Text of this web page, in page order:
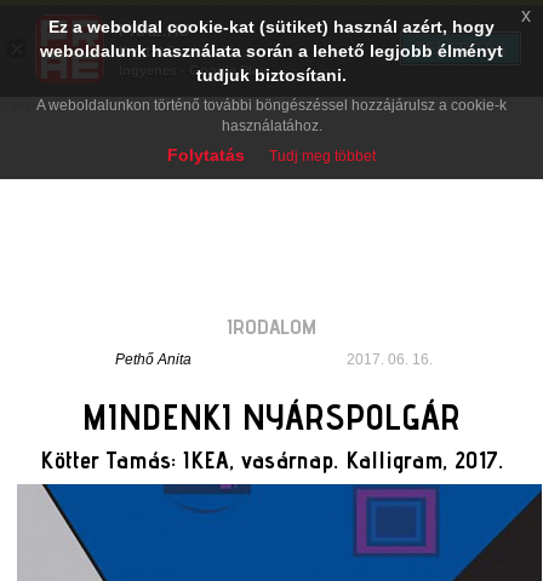
IRODALOM
Pethő Anita 2017. 06. 16.
MINDENKI NYÁRSPOLGÁR
Kötter Tamás: IKEA, vasárnap. Kalligram, 2017.
Ez a weboldal cookie-kat (sütiket) használ azért, hogy
weboldalunk használata során a lehető legjobb élményt
tudjuk biztosítani.
A weboldalunkon történő további böngészéssel hozzájárulsz a cookie-k
használatához.
Folytatás Tudj meg többet
x
PRAE.HU
Digital Evolution
Ingyenes - Google Play
TELEPÍTÉS